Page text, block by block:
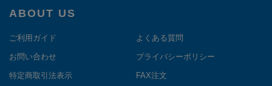
ABOUT US
ご利用ガイド よくある質問
お問い合わせ プライバシーポリシー
特定商取引法表示 FAX注文